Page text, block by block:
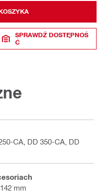
SPRAWDŹ DOSTĘPNOŚ
Ć
CA, DD 350-CA, DD
mm